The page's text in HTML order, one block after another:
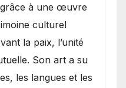
à une œuvre
culturel
la paix, l’unité
Son art a su
les langues et les